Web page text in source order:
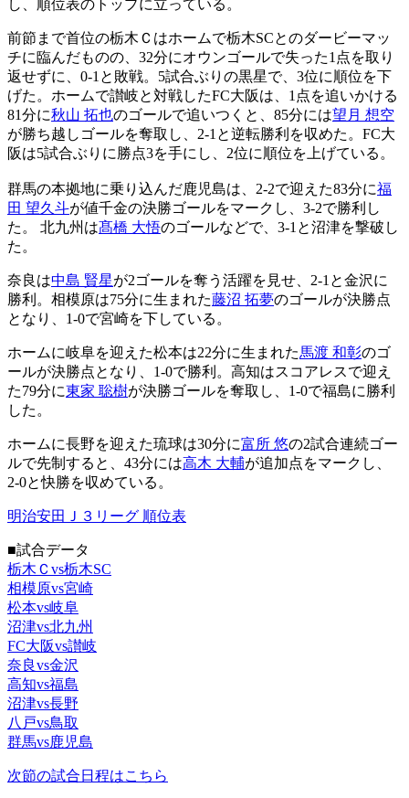
し、順位表のトップに立っている。
前節まで首位の栃木Ｃはホームで栃木SCとのダービーマッ
チに臨んだものの、32分にオウンゴールで失った1点を取り
返せずに、0-1と敗戦。5試合ぶりの黒星で、3位に順位を下
げた。ホームで讃岐と対戦したFC大阪は、1点を追いかける
81分に秋山 拓也のゴールで追いつくと、85分には望月 想空
が勝ち越しゴールを奪取し、2-1と逆転勝利を収めた。FC大
阪は5試合ぶりに勝点3を手にし、2位に順位を上げている。
群馬の本拠地に乗り込んだ鹿児島は、2-2で迎えた83分に福
田 望久斗が値千金の決勝ゴールをマークし、3-2で勝利し
た。 北九州は髙橋 大悟のゴールなどで、3-1と沼津を撃破し
た。
奈良は中島 賢星が2ゴールを奪う活躍を見せ、2-1と金沢に
勝利。相模原は75分に生まれた藤沼 拓夢のゴールが決勝点
となり、1-0で宮崎を下している。
ホームに岐阜を迎えた松本は22分に生まれた馬渡 和彰のゴ
ールが決勝点となり、1-0で勝利。高知はスコアレスで迎え
た79分に東家 聡樹が決勝ゴールを奪取し、1-0で福島に勝利
した。
ホームに長野を迎えた琉球は30分に富所 悠の2試合連続ゴー
ルで先制すると、43分には高木 大輔が追加点をマークし、
2-0と快勝を収めている。
明治安田Ｊ３リーグ 順位表
■試合データ
栃木Ｃvs栃木SC
相模原vs宮崎
松本vs岐阜
沼津vs北九州
FC大阪vs讃岐
奈良vs金沢
高知vs福島
沼津vs長野
八戸vs鳥取
群馬vs鹿児島
次節の試合日程はこちら